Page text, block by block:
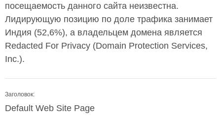
посещаемость данного сайта неизвестна.
Лидирующую позицию по доле трафика занимает
Индия (52,6%), а владельцем домена является
Redacted For Privacy (Domain Protection Services,
Inc.).
Заголовок:
Default Web Site Page